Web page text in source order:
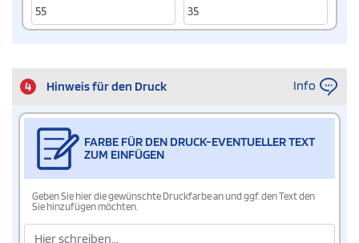
4 Hinweis für den Druck Info
FARBE FÜR DEN DRUCK-EVENTUELLER TEXT
ZUM EINFÜGEN
Geben Sie hier die gewünschte Druckfarbe an und ggf. den Text den
Sie hinzufügen möchten.